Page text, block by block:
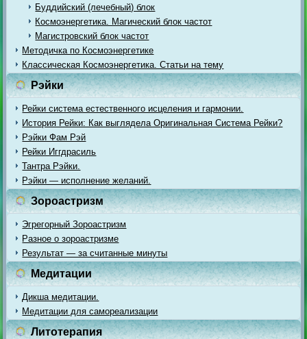
Буддийский (лечебный) блок
Космоэнергетика. Магический блок частот
Магистровский блок частот
Методичка по Космоэнергетике
Классическая Космоэнергетика. Статьи на тему
Рэйки
Рейки система естественного исцеления и гармонии.
История Рейки: Как выглядела Оригинальная Система Рейки?
Рэйки Фам Рэй
Рейки Иггдрасиль
Тантра Рэйки.
Рэйки — исполнение желаний.
Зороастризм
Эгрегорный Зороастризм
Разное о зороастризме
Результат — за считанные минуты
Медитации
Дикша медитации.
Медитации для самореализации
Литотерапия